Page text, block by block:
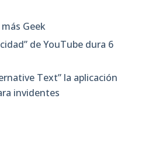
Geek
de YouTube dura 6
Text” la aplicación
invidentes